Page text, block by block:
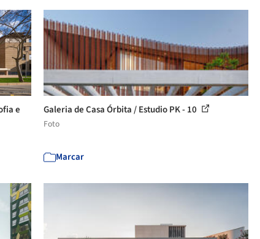
e
Galeria de Casa Órbita / Estudio PK - 10
Foto
Marcar